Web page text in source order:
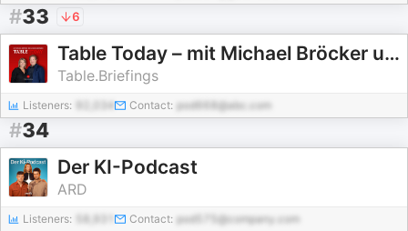
#33 6
Table Today – mit Michael Bröcker und Helene Bubrowski
Table.Briefings
Listeners: 92,034 Contact: pod668@abc.com
#34
Der KI-Podcast
ARD
Listeners: Contact: pod575@company.com